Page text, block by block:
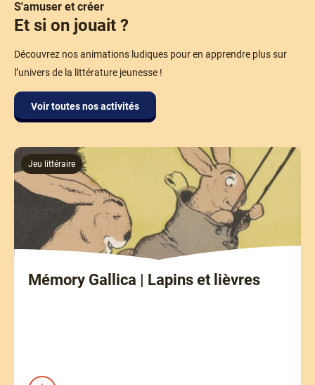
S'amuser et créer
Et si on jouait ?
Découvrez nos animations ludiques pour en apprendre plus sur
l’univers de la littérature jeunesse !
Voir toutes nos activités
Jeu littéraire
Mémory Gallica | Lapins et lièvres